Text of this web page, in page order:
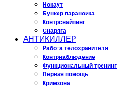
Нокаут
Бункер параноика
Контрснайпинг
Снаряга
АНТИКИЛЛЕР
Работа телохранителя
Контрнаблюдение
Функциональный тренинг
Первая помощь
Кримзона